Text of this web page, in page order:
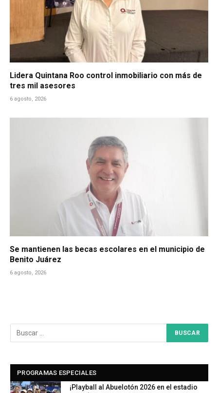
Lidera Quintana Roo control inmobiliario con más de
tres mil asesores
6 agosto, 2026
Se mantienen las becas escolares en el municipio de
Benito Juárez
6 agosto, 2026
PROGRAMAS ESPECIALES
¡Playball al Abuelotón 2026 en el estadio